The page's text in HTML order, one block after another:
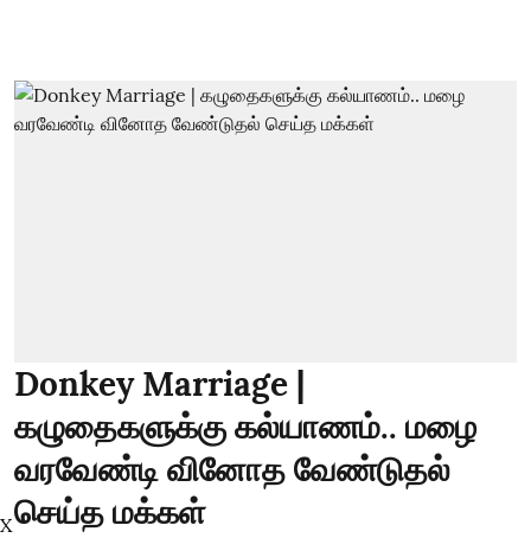
Donkey Marriage |
கழுதைகளுக்கு கல்யாணம்.. மழை
வரவேண்டி வினோத வேண்டுதல்
செய்த மக்கள்
X